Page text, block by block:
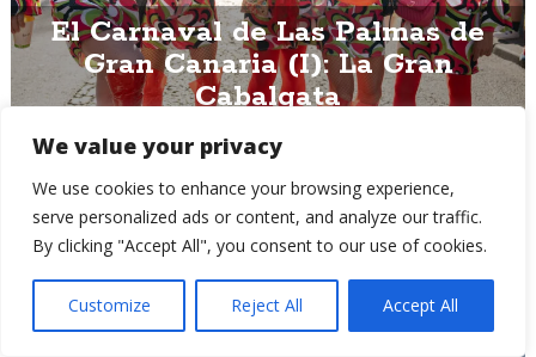
We value your privacy
We use cookies to enhance your browsing experience,
serve personalized ads or content, and analyze our traffic.
By clicking "Accept All", you consent to our use of cookies.
Customize Reject All Accept All
El Carnaval de Las Palmas de
Gran Canaria (I): La Gran
Cabalgata